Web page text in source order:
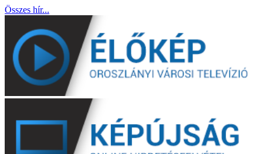
Összes hír...